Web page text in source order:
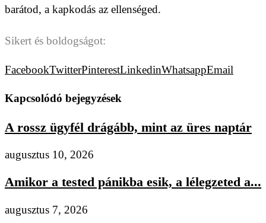
barátod, a kapkodás az ellenséged.
Sikert és boldogságot:
FacebookTwitterPinterestLinkedinWhatsappEmail
Kapcsolódó bejegyzések
A rossz ügyfél drágább, mint az üres naptár
augusztus 10, 2026
Amikor a tested pánikba esik, a lélegzeted a...
augusztus 7, 2026